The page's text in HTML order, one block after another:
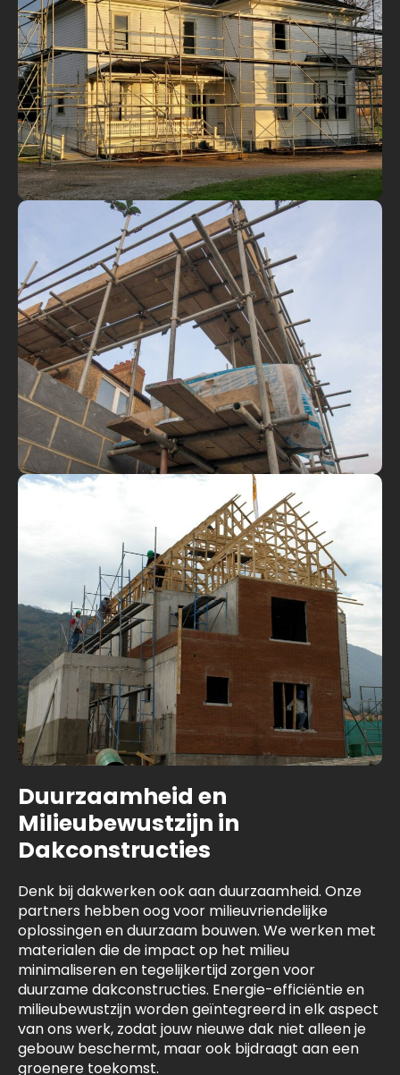
Duurzaamheid en
Milieubewustzijn in
Dakconstructies
Denk bij dakwerken ook aan duurzaamheid. Onze
partners hebben oog voor milieuvriendelijke
oplossingen en duurzaam bouwen. We werken met
materialen die de impact op het milieu
minimaliseren en tegelijkertijd zorgen voor
duurzame dakconstructies. Energie-efficiëntie en
milieubewustzijn worden geïntegreerd in elk aspect
van ons werk, zodat jouw nieuwe dak niet alleen je
gebouw beschermt, maar ook bijdraagt aan een
groenere toekomst.